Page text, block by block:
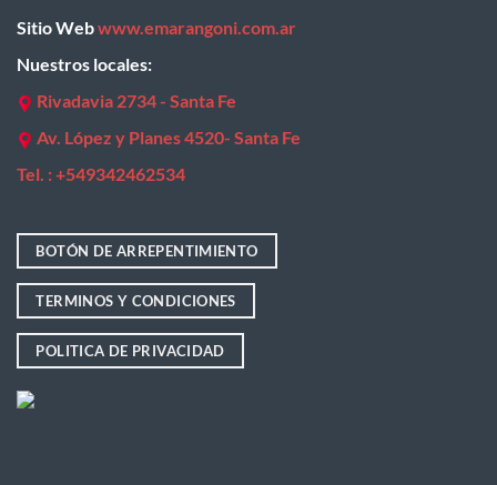
Sitio Webwww.emarangoni.com.ar
Nuestros locales:
Rivadavia 2734 - Santa Fe
Av. López y Planes 4520- Santa Fe
Tel. : +549342462534
BOTÓN DE ARREPENTIMIENTO
TERMINOS Y CONDICIONES
POLITICA DE PRIVACIDAD